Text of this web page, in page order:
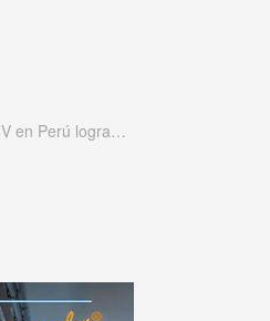
en Perú logra…